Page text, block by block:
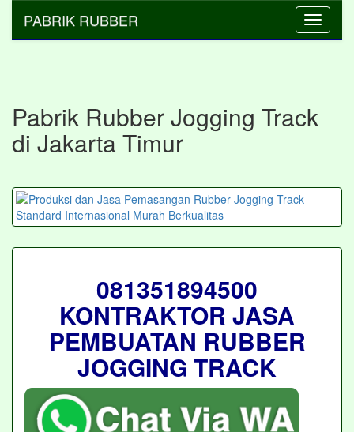
Toggle
PABRIK RUBBER
Pabrik Rubber Jogging Track
di Jakarta Timur
081351894500
KONTRAKTOR JASA
PEMBUATAN RUBBER
JOGGING TRACK